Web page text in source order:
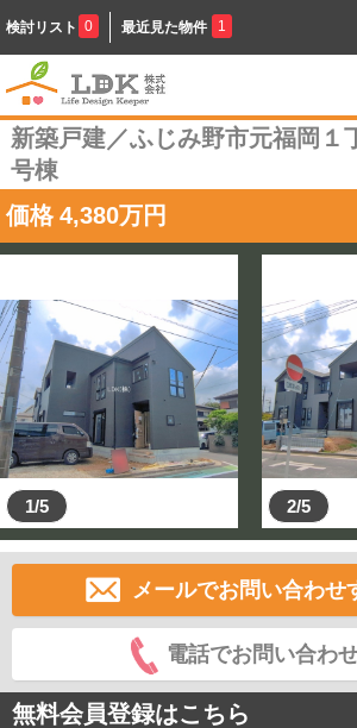
検討リスト 0 最近見た物件 1
新築戸建／ふじみ野市元福岡１
号棟
価格 4,380万円
1/5 2/5
メールでお問い合わせ
電話でお問い合わ
無料会員登録はこちら